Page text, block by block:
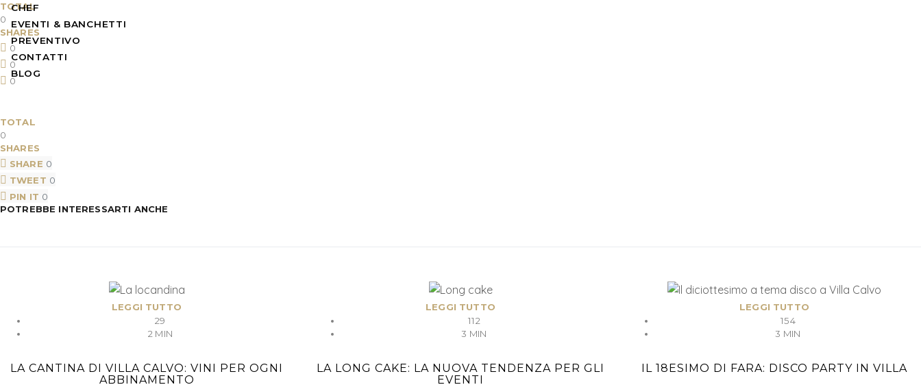
CHEF
EVENTI & BANCHETTI
PREVENTIVO
CONTATTI
BLOG
TOTAL
0
SHARES
0
0
0
TOTAL
0
SHARES
SHARE 0
TWEET 0
PIN IT 0
POTREBBE INTERESSARTI ANCHE
LEGGI TUTTO
29
2 MIN
LA CANTINA DI VILLA CALVO: VINI PER OGNI
ABBINAMENTO
LEGGI TUTTO
112
3 MIN
LA LONG CAKE: LA NUOVA TENDENZA PER GLI
EVENTI
LEGGI TUTTO
154
3 MIN
IL 18ESIMO DI FARA: DISCO PARTY IN VILLA